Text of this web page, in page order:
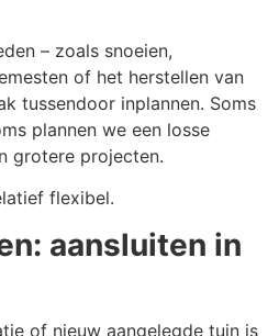
– zoals snoeien,
of het herstellen van
tussendoor inplannen. Soms
plannen we een losse
grotere projecten.
flexibel.
aansluiten in
of nieuw aangelegde tuin is